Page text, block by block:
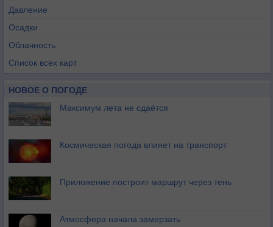
Давление
Осадки
Облачность
Список всех карт
НОВОЕ О ПОГОДЕ
Максимум лета не сдаётся
Космическая погода влияет на транспорт
Приложение построит маршрут через тень
Атмосфера начала замерзать